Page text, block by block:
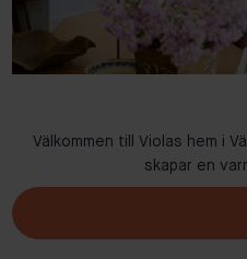
Välkommen till Violas hem i
skapar en